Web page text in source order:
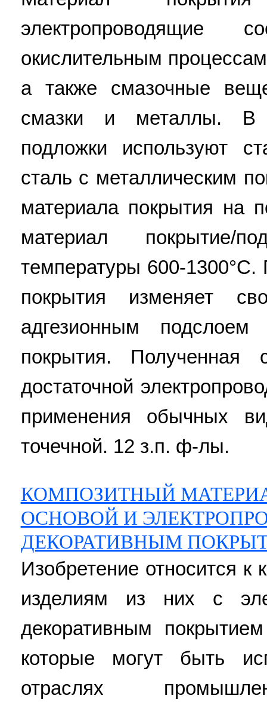
электропроводящие
окислительным
а также смазочные
смазки и металлы. В
подложки используют
сталь с металлическим
материала покрытия на
материал покрытие/
температуры 600-
покрытия изменяет
адгезионным
покрытия. Полученная
достаточной
применения обычных
точечной. 12 з.п. ф-лы.
КОМПОЗИТНЫЙ
ОСНОВОЙ И
ДЕКОРАТИВНЫМ
Изобретение относится
изделиям из них с
декоративным
которые могут быть
отраслях